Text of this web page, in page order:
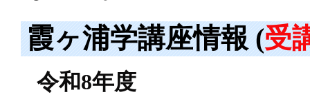
霞ヶ浦学講座情報 (受
令和8年度